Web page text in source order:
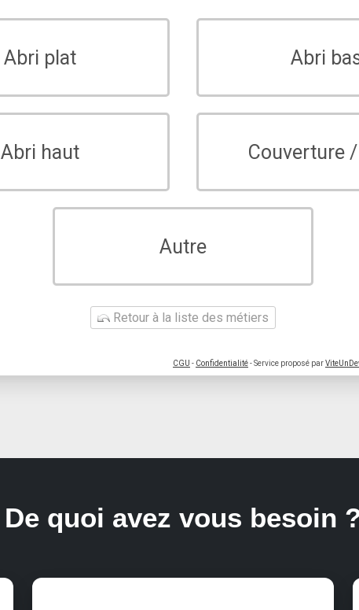
Abri plat Abri
Abri haut Couverture
Autre
Retour à la liste des métiers
CGU - Confidentialité- Service proposé par
De quoi avez vous besoin